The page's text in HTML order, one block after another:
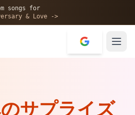
songs for
& Love ->
サプライズ